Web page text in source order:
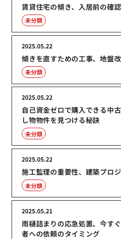
賃貸住宅の傾き、入居前の確
未分類
傾きを直すための工事、地盤
2025.05.22
未分類
自己資金ゼロで購入できる中
し物物件を見つける秘訣
2025.05.22
未分類
施工監理の重要性、建築プロ
2025.05.22
未分類
雨樋詰まりの応急処置、今す
者への依頼のタイミング
2025.05.21